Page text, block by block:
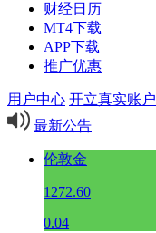
财经日历
MT4下载
APP下载
推广优惠
用户中心 开立真实账户
最新公告
伦敦金
1272.60
0.04